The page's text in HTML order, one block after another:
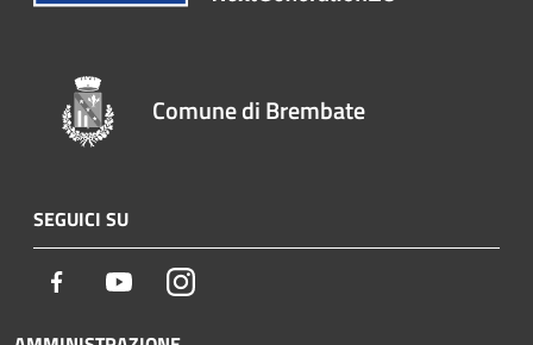
Comune di Brembate
SEGUICI SU
Facebook YoutubeInstagram